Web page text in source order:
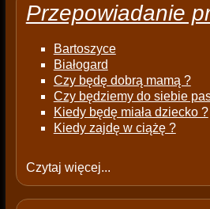
Przepowiadanie
Bartoszyce
Białogard
Czy będę dobrą mamą ?
Czy będziemy do siebie
Kiedy będę miała dziecko ?
Kiedy zajdę w ciążę ?
Czytaj więcej...